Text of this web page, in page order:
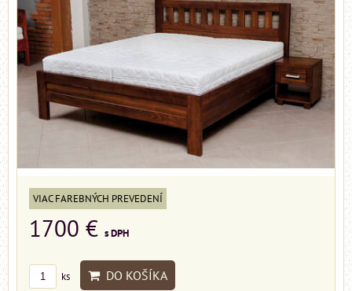
VIAC FAREBNÝCH PREVEDENÍ
1700 € s DPH
ks DO KOŠÍKA